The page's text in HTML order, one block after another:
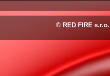
© RED FIRE